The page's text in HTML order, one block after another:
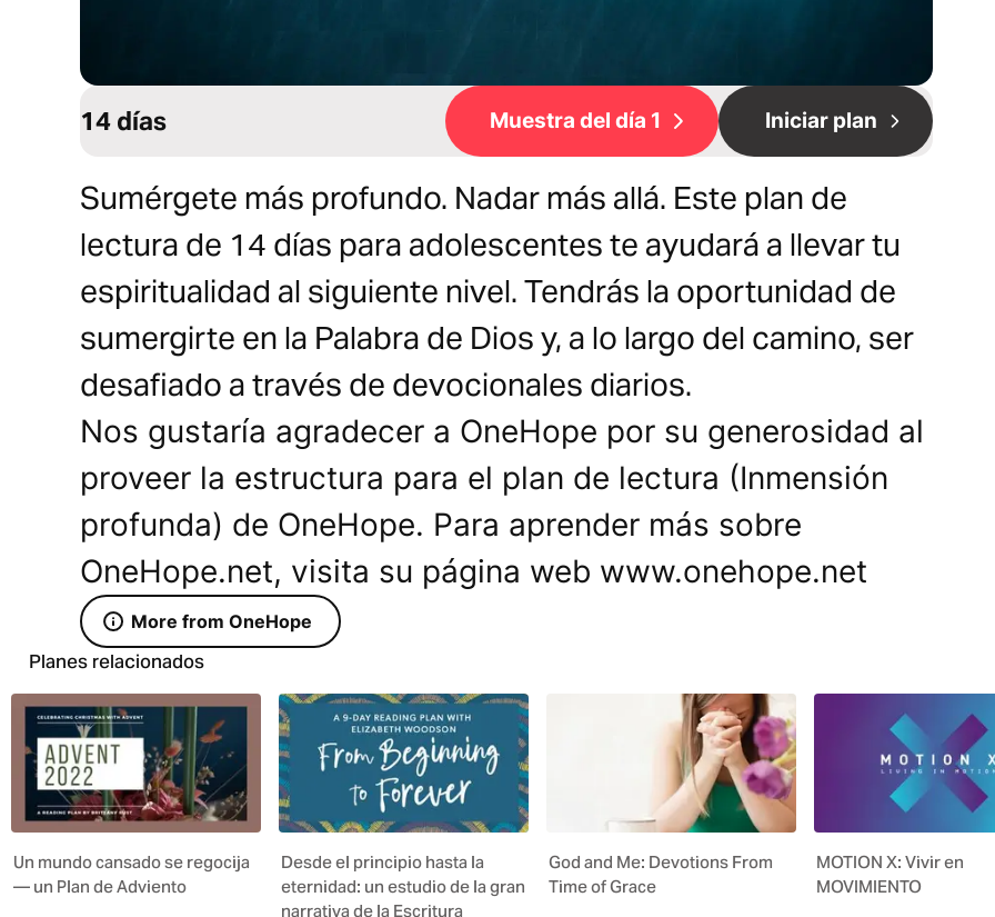
14 días Muestra del día 1 Iniciar plan
Sumérgete más profundo. Nadar más allá. Este plan de
lectura de 14 días para adolescentes te ayudará a llevar tu
espiritualidad al siguiente nivel. Tendrás la oportunidad de
sumergirte en la Palabra de Dios y, a lo largo del camino, ser
desafiado a través de devocionales diarios.
Nos gustaría agradecer a OneHope por su generosidad al
proveer la estructura para el plan de lectura (Inmensión
profunda) de OneHope. Para aprender más sobre
OneHope.net, visita su página web www.onehope.net
More from OneHope
Planes relacionados
Un mundo cansado se regocija
— un Plan de Adviento
Desde el principio hasta la
eternidad: un estudio de la gran
narrativa de la Escritura
God and Me: Devotions From
Time of Grace
MOTION X: Vivir en
MOVIMIENTO